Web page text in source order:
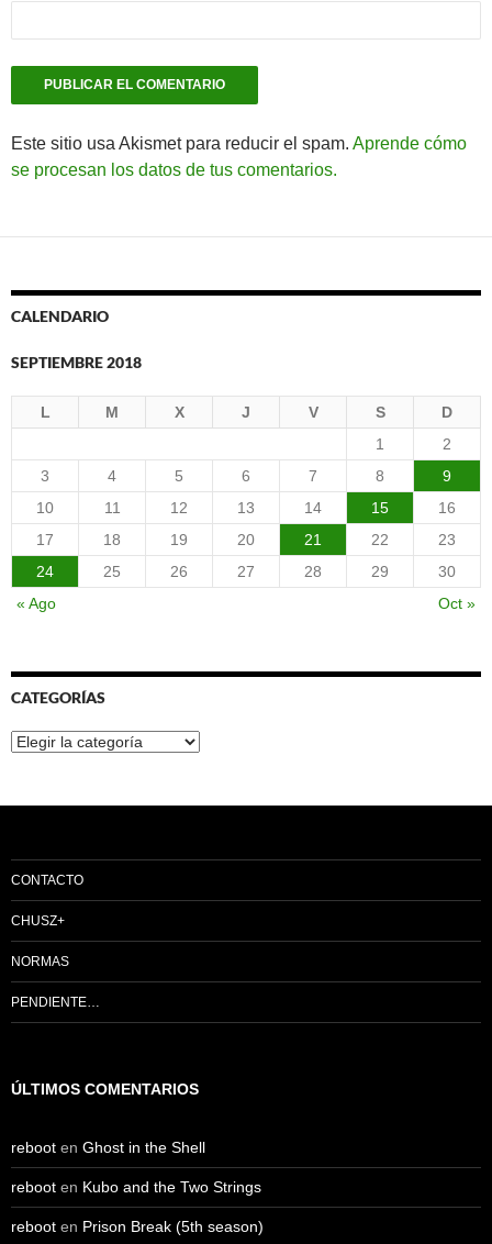
Este sitio usa Akismet para reducir el spam. Aprende cómo
se procesan los datos de tus comentarios.
CALENDARIO
SEPTIEMBRE 2018
L M X J V S
D
1
2
3
4 5 6 7 8
9
10
11 12 13 14 15
16
17
18 19 20 21 22
23
24
25 26 27 28 29
30
« Ago
Oct »
CATEGORÍAS
Categorías
CONTACTO
CHUSZ+
NORMAS
PENDIENTE…
ÚLTIMOS COMENTARIOS
reboot en Ghost in the Shell
reboot en Kubo and the Two Strings
reboot en Prison Break (5th season)